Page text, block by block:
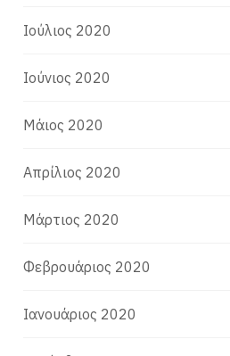
Ιούλιος 2020
Ιούνιος 2020
Μάιος 2020
Απρίλιος 2020
Μάρτιος 2020
Φεβρουάριος 2020
Ιανουάριος 2020